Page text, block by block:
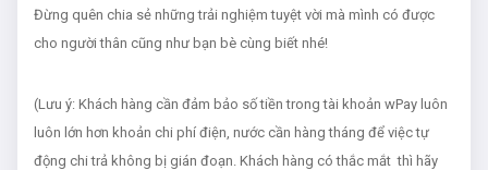
Đừng quên chia sẻ những trải nghiệm tuyệt vời mà mình có được
cho người thân cũng như bạn bè cùng biết nhé!
(Lưu ý: Khách hàng cần đảm bảo số tiền trong tài khoản wPay luôn
luôn lớn hơn khoản chi phí điện, nước cần hàng tháng để việc tự
động chi trả không bị gián đoạn. Khách hàng có thắc mắt thì hãy